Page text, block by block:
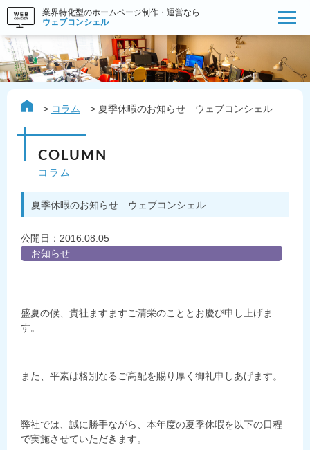
業界特化型のホームページ制作・運営なら
ウェブコンシェル
コラム 夏季休暇のお知らせ ウェブコンシェル
COLUMN
コラム
夏季休暇のお知らせ ウェブコンシェル
公開日： 2016.08.05
お知らせ
盛夏の候、貴社ますますご清栄のこととお慶び申し上げま
す。
また、平素は格別なるご高配を賜り厚く御礼申しあげます。
弊社では、誠に勝手ながら、本年度の夏季休暇を以下の日程
で実施させていただきます。